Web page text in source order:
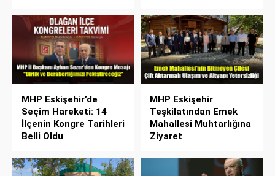
MHP Eskişehir’de
Seçim Hareketi: 14
İlçenin Kongre Tarihleri
Belli Oldu
MHP Eskişehir
Teşkilatından Emek
Mahallesi Muhtarlığına
Ziyaret